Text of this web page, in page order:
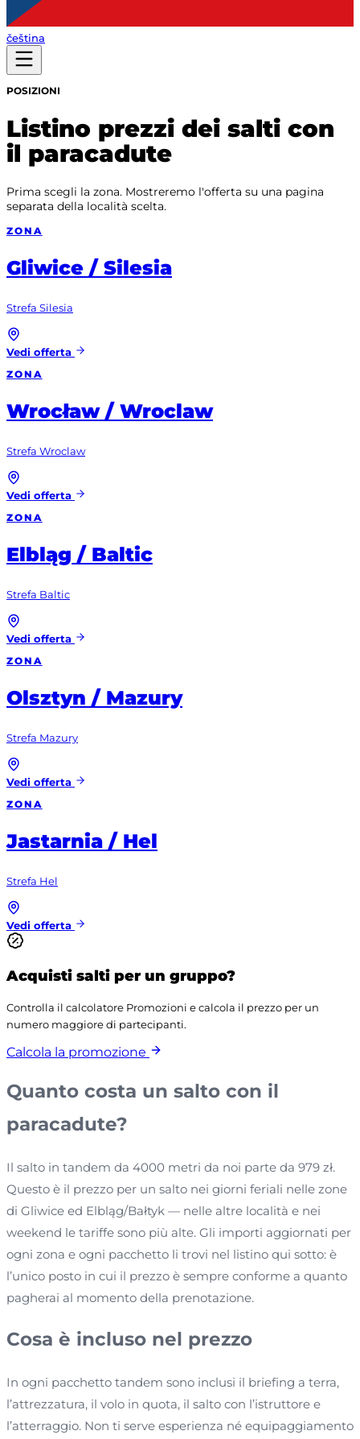
čeština
POSIZIONI
Listino prezzi dei salti con
il paracadute
Prima scegli la zona. Mostreremo l'offerta su una pagina
separata della località scelta.
ZONA
Gliwice / Silesia
Strefa Silesia
Vedi offerta
ZONA
Wrocław / Wroclaw
Strefa Wroclaw
Vedi offerta
ZONA
Elbląg / Baltic
Strefa Baltic
Vedi offerta
ZONA
Olsztyn / Mazury
Strefa Mazury
Vedi offerta
ZONA
Jastarnia / Hel
Strefa Hel
Vedi offerta
Acquisti salti per un gruppo?
Controlla il calcolatore Promozioni e calcola il prezzo per un
numero maggiore di partecipanti.
Calcola la promozione
Quanto costa un salto con il
paracadute?
Il salto in tandem da 4000 metri da noi parte da 979 zł.
Questo è il prezzo per un salto nei giorni feriali nelle zone
di Gliwice ed Elbląg/Bałtyk — nelle altre località e nei
weekend le tariffe sono più alte. Gli importi aggiornati per
ogni zona e ogni pacchetto li trovi nel listino qui sotto: è
l’unico posto in cui il prezzo è sempre conforme a quanto
pagherai al momento della prenotazione.
Cosa è incluso nel prezzo
In ogni pacchetto tandem sono inclusi il briefing a terra,
l’attrezzatura, il volo in quota, il salto con l’istruttore e
l’atterraggio. Non ti serve esperienza né equipaggiamento